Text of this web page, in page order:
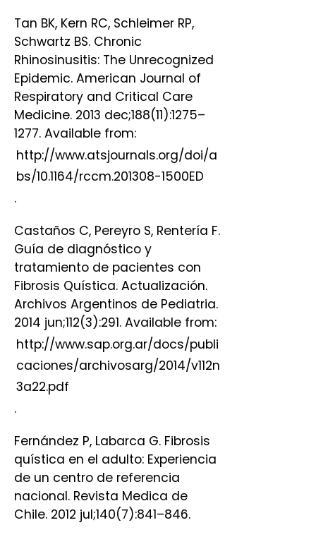
Tan BK, Kern RC, Schleimer RP,
Schwartz BS. Chronic
Rhinosinusitis: The Unrecognized
Epidemic. American Journal of
Respiratory and Critical Care
Medicine. 2013 dec;188(11):1275–
1277. Available from:
http://www.atsjournals.org/doi/a
bs/10.1164/rccm.201308-1500ED
.
Castaños C, Pereyro S, Rentería F.
Guía de diagnóstico y
tratamiento de pacientes con
Fibrosis Quística. Actualización.
Archivos Argentinos de Pediatria.
2014 jun;112(3):291. Available from:
http://www.sap.org.ar/docs/publi
caciones/archivosarg/2014/v112n
3a22.pdf
.
Fernández P, Labarca G. Fibrosis
quística en el adulto: Experiencia
de un centro de referencia
nacional. Revista Medica de
Chile. 2012 jul;140(7):841–846.